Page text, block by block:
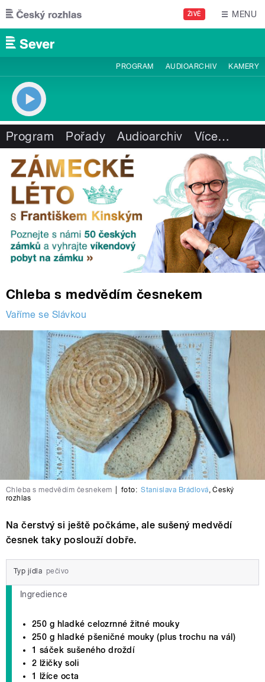
Přejít k hlavnímu obsahu
ŽIVĚ MENU
PROGRAM AUDIOARCHIV KAMERY
Program Pořady Audioarchiv Více…
Chleba s medvědím česnekem
Vaříme se Slávkou
Chleba s medvědím česnekem foto: Stanislava Brádlová,Český
rozhlas
Na čerstvý si ještě počkáme, ale sušený medvědí
česnek taky poslouží dobře.
Typ jídla pečivo
Ingredience
250 g hladké celozrnné žitné mouky
250 g hladké pšeničné mouky (plus trochu na vál)
1 sáček sušeného droždí
2 lžičky soli
1 lžíce octa